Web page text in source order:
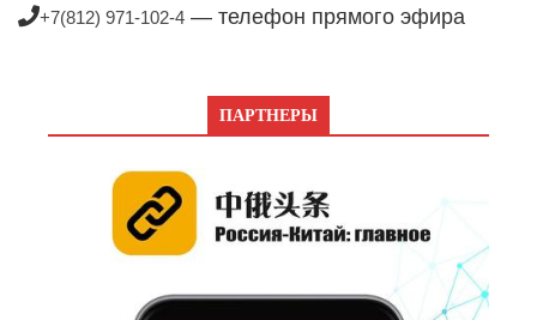
+7(812) 971-102-4 — телефон прямого эфира
ПАРТНЕРЫ